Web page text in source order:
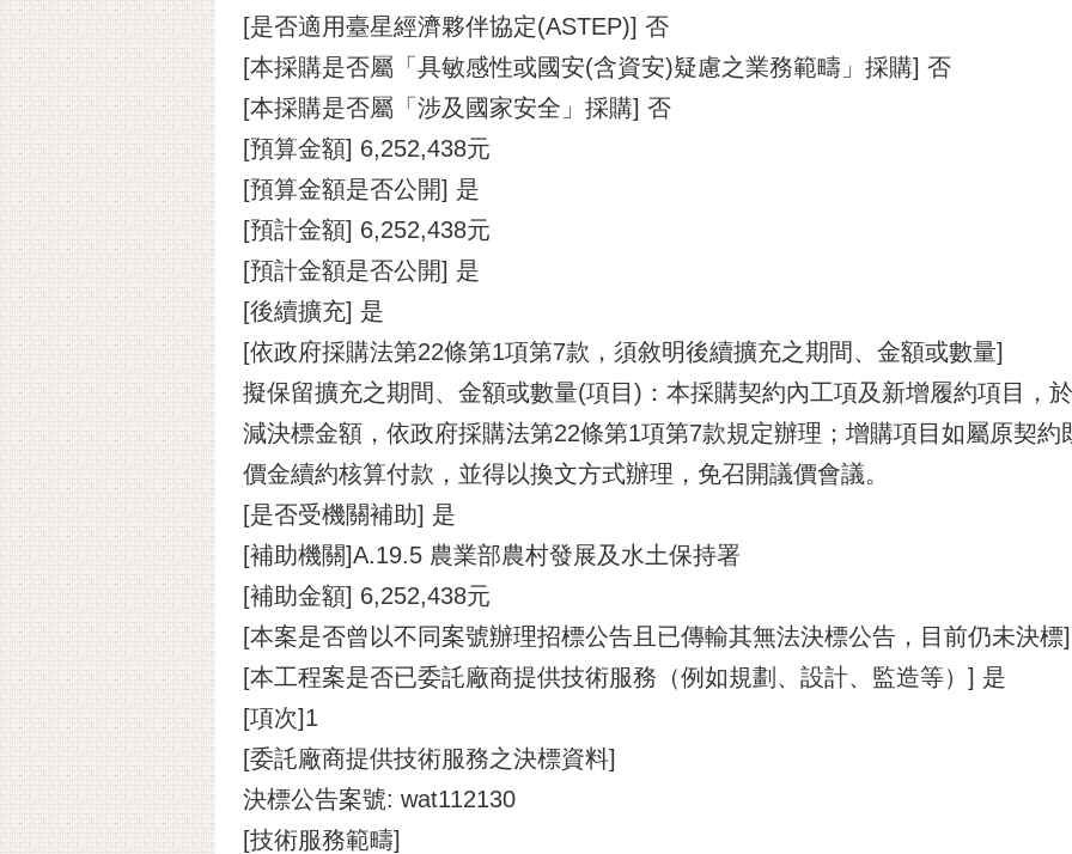
[是否適用臺星經濟夥伴協定(ASTEP)] 否
[本採購是否屬「具敏感性或國安(含資安)疑慮之業務範疇」採購] 否
[本採購是否屬「涉及國家安全」採購] 否
[預算金額] 6,252,438元
[預算金額是否公開] 是
[預計金額] 6,252,438元
[預計金額是否公開] 是
[後續擴充] 是
[依政府採購法第22條第1項第7款，須敘明後續擴充之期間、金額或數量]
擬保留擴充之期間、金額或數量(項目)：本採購契約內工項及新增履約項目，
減決標金額，依政府採購法第22條第1項第7款規定辦理；增購項目如屬原契
價金續約核算付款，並得以換文方式辦理，免召開議價會議。
[是否受機關補助] 是
[補助機關]A.19.5 農業部農村發展及水土保持署
[補助金額] 6,252,438元
[本案是否曾以不同案號辦理招標公告且已傳輸其無法決標公告，目前仍未決標
[本工程案是否已委託廠商提供技術服務（例如規劃、設計、監造等）] 是
[項次]1
[委託廠商提供技術服務之決標資料]
決標公告案號: wat112130
[技術服務範疇]